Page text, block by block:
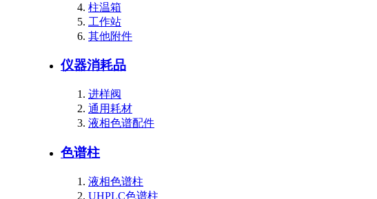
柱温箱
工作站
其他附件
仪器消耗品
进样阀
通用耗材
液相色谱配件
色谱柱
液相色谱柱
UHPLC色谱柱